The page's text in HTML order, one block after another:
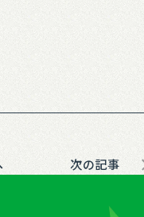
次の記事